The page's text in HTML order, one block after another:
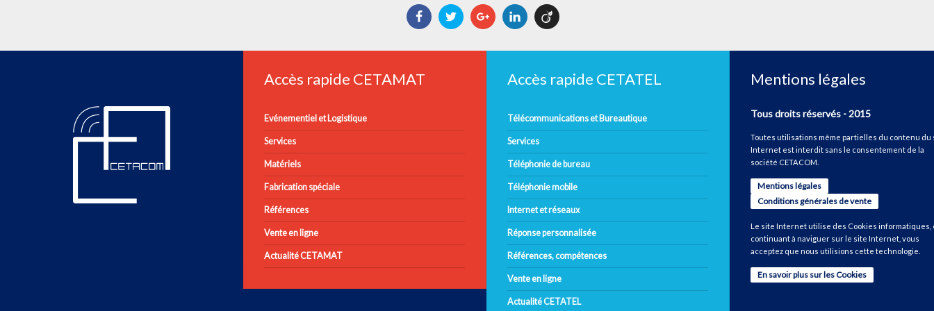
FacebookTwitter Google+LinkedIn
Accès rapide CETAMAT
Evénementiel et Logistique
Services
Matériels
Fabrication spéciale
Références
Vente en ligne
Actualité CETAMAT
Accès rapide CETATEL
Télécommunications et Bureautique
Services
Téléphonie de bureau
Téléphonie mobile
Internet et réseaux
Réponse personnalisée
Références, compétences
Vente en ligne
Actualité CETATEL
Mentions légales
Tous droits réservés - 2015
Toutes utilisations même partielles du contenu du
Internet est interdit sans le consentement de la
société CETACOM.
Mentions légales
Conditions générales de vente
Le site Internet utilise des Cookies informatiques,
continuant à naviguer sur le site Internet, vous
acceptez que nous utilisions cette technologie.
En savoir plus sur les Cookies